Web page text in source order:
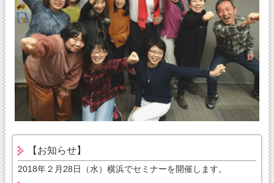
【お知らせ】
2018年２月28日（水）横浜でセミナーを開催します。